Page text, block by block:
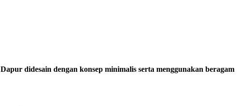
Dapur didesain dengan konsep minimalis serta menggunakan beragam